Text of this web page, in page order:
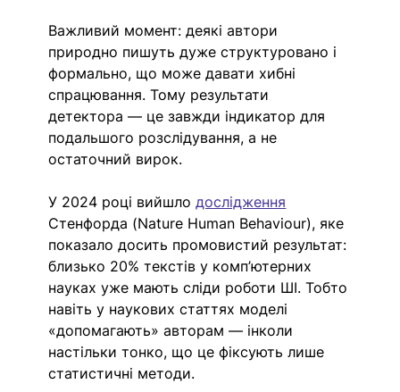
Важливий момент: деякі автори
природно пишуть дуже структуровано і
формально, що може давати хибні
спрацювання. Тому результати
детектора — це завжди індикатор для
подальшого розслідування, а не
остаточний вирок.
У 2024 році вийшло дослідження
Стенфорда (Nature Human Behaviour), яке
показало досить промовистий результат:
близько 20% текстів у комп’ютерних
науках уже мають сліди роботи ШІ. Тобто
навіть у наукових статтях моделі
«допомагають» авторам — інколи
настільки тонко, що це фіксують лише
статистичні методи.